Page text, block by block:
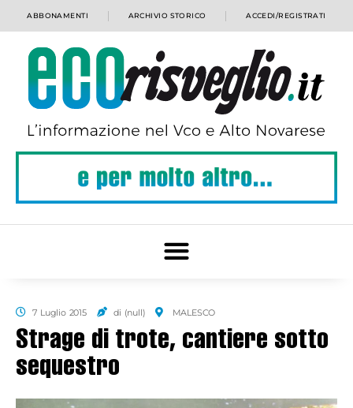
ABBONAMENTI ARCHIVIO STORICO ACCEDI/REGISTRATI
7 Luglio 2015 di (null) MALESCO
Strage di trote, cantiere sotto
sequestro